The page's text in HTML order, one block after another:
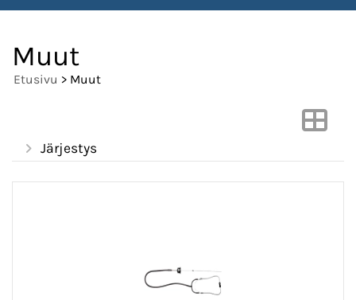
Muut
Etusivu > Muut
Järjestys